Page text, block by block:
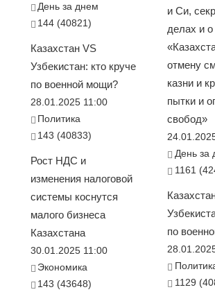
День за днем
144 (40821)
Казахстан VS
Узбекистан: кто круче
по военной мощи?
28.01.2025 11:00
Политика
143 (40833)
Рост НДС и
изменения налоговой
системы коснутся
малого бизнеса
Казахстана
30.01.2025 11:00
Экономика
143 (43648)
и Си,
делах и
отмену
казни и
пытки и
свобод»
День за
1161
по
1129